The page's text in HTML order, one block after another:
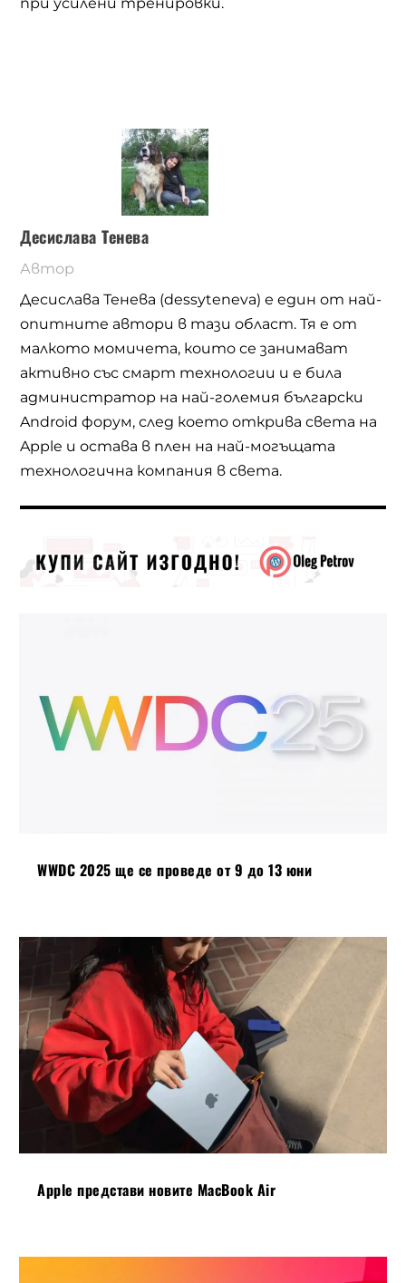
Десислава Тенева
Автор
Десислава Тенева (dessyteneva) е един от най-
опитните автори в тази област. Тя е от
малкото момичета, които се занимават
активно със смарт технологии и е била
администратор на най-големия български
Android форум, след което открива света на
Apple и остава в плен на най-могъщата
технологична компания в света.
WWDC 2025 ще се проведе от 9 до 13 юни
Apple представи новите MacBook Air